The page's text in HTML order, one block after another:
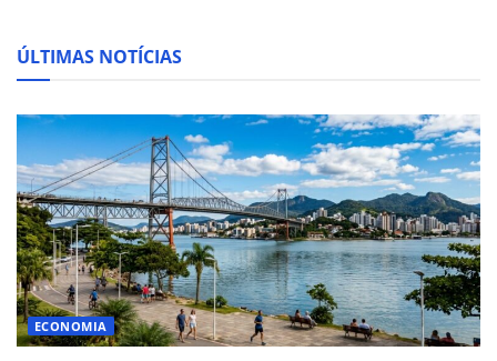
ÚLTIMAS NOTÍCIAS
ECONOMIA